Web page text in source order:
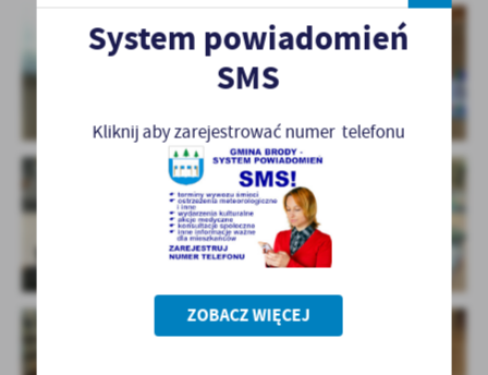
System powiadomień
SMS
Kliknij aby zarejestrować numer telefonu
ZOBACZ WIĘCEJ